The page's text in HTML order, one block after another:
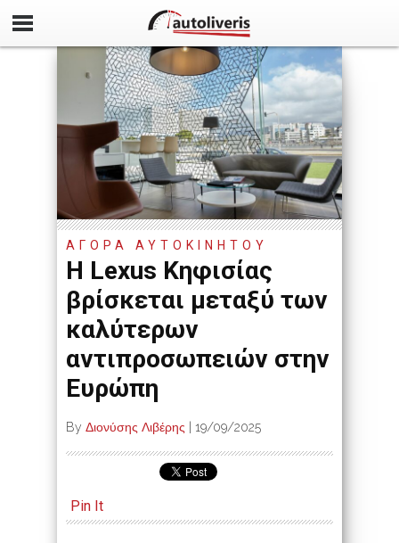
ΑΓΟΡΑ ΑΥΤΟΚΙΝΗΤΟΥ
Η Lexus Κηφισίας
βρίσκεται μεταξύ των
καλύτερων
αντιπροσωπειών στην
Ευρώπη
By Διονύσης Λιβέρης 19/09/2025
Pin It